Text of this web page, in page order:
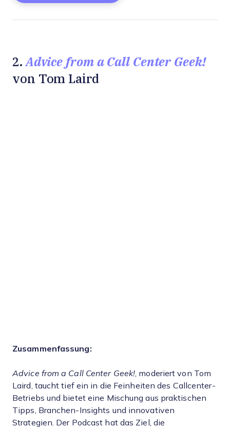
2.Advice from a Call Center Geek!
von Tom Laird
Zusammenfassung:
Advice from a Call Center Geek! , moderiert von Tom
Laird, taucht tief ein in die Feinheiten des Callcenter-
Betriebs und bietet eine Mischung aus praktischen
Tipps, Branchen-Insights und innovativen
Strategien. Der Podcast hat das Ziel, die